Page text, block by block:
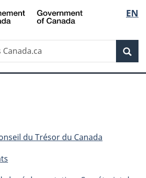
Passer
au
principal
Passer
à
Au
du
Passer
à
version
simplifiée
de
la
EN
du Trésor du Canada